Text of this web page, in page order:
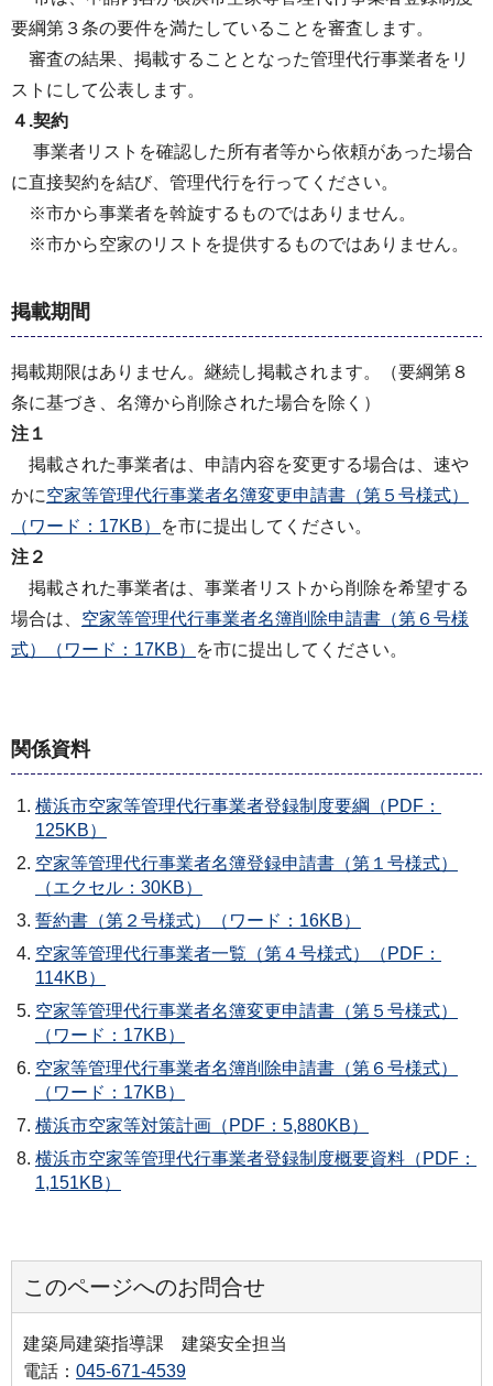
要綱第３条の要件を満たしていることを審査します。
審査の結果、掲載することとなった管理代行事業者をリ
ストにして公表します。
４.契約
事業者リストを確認した所有者等から依頼があった場合
に直接契約を結び、管理代行を行ってください。
※市から事業者を斡旋するものではありません。
※市から空家のリストを提供するものではありません。
掲載期間
掲載期限はありません。継続し掲載されます。（要綱第８
条に基づき、名簿から削除された場合を除く）
注１
掲載された事業者は、申請内容を変更する場合は、速や
かに空家等管理代行事業者名簿変更申請書（第５号様式）
（ワード：17KB）
を市に提出してください。
注２
掲載された事業者は、事業者リストから削除を希望する
場合は、 空家等管理代行事業者名簿削除申請書（第６号様
式）（ワード：17KB）
を市に提出してください。
関係資料
横浜市空家等管理代行事業者登録制度要綱（PDF：
125KB）
空家等管理代行事業者名簿登録申請書（第１号様式）
（エクセル：30KB）
誓約書（第２号様式）（ワード：16KB）
空家等管理代行事業者一覧（第４号様式）（PDF：
114KB）
空家等管理代行事業者名簿変更申請書（第５号様式）
（ワード：17KB）
空家等管理代行事業者名簿削除申請書（第６号様式）
（ワード：17KB）
横浜市空家等対策計画（PDF：5,880KB）
横浜市空家等管理代行事業者登録制度概要資料（PDF：
1,151KB）
このページへのお問合せ
建築局建築指導課 建築安全担当
電話： 045-671-4539